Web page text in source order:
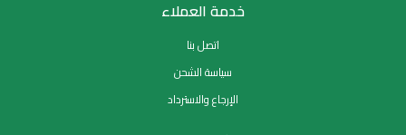
خدمة العملاء
اتصل بنا
سياسة الشحن
الإرجاع والاسترداد